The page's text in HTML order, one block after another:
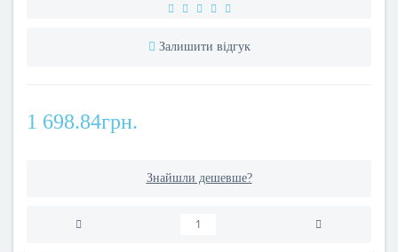
Залишити відгук
1 698.84грн.
Знайшли дешевше?